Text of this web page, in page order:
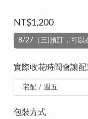
NT$1,200
8/27（三)預訂，可以
實際收花時間會讓配
包裝方式